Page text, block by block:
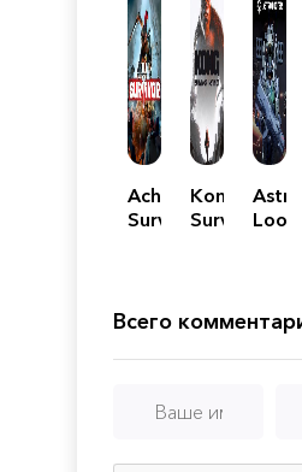
Achilles:
Survivor
Kong:
Survivor
Astro
Всего